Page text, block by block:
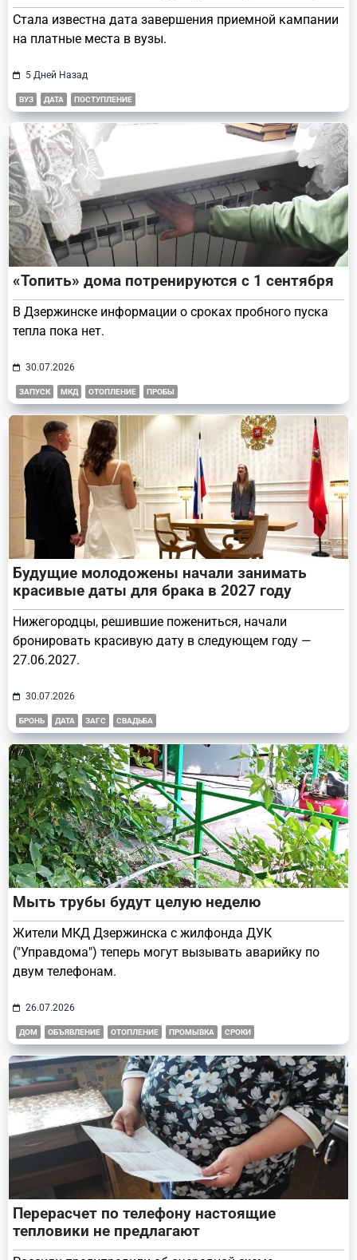
Стала известна дата завершения приемной кампании
на платные места в вузы.
5 Дней Назад
ВУЗ ДАТА ПОСТУПЛЕНИЕ
«Топить» дома потренируются с 1 сентября
В Дзержинске информации о сроках пробного пуска
тепла пока нет.
30.07.2026
ЗАПУСК МКД ОТОПЛЕНИЕ ПРОБЫ
Будущие молодожены начали занимать
красивые даты для брака в 2027 году
Нижегородцы, решившие пожениться, начали
бронировать красивую дату в следующем году —
27.06.2027.
30.07.2026
БРОНЬ ДАТА ЗАГС СВАДЬБА
Мыть трубы будут целую неделю
Жители МКД Дзержинска с жилфонда ДУК
("Управдома") теперь могут вызывать аварийку по
двум телефонам.
26.07.2026
ДОМ ОБЪЯВЛЕНИЕ ОТОПЛЕНИЕ ПРОМЫВКА СРОКИ
Перерасчет по телефону настоящие
тепловики не предлагают